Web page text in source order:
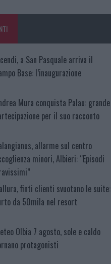
a San Pasquale arriva il
Base: l’inaugurazione
Mura conquista Palau: grande
per il suo racconto
allarme sul centro
minori, Albieri: “Episodi
finti clienti svuotano le suite:
da 50mila nel resort
Olbia 7 agosto, sole e caldo
protagonisti